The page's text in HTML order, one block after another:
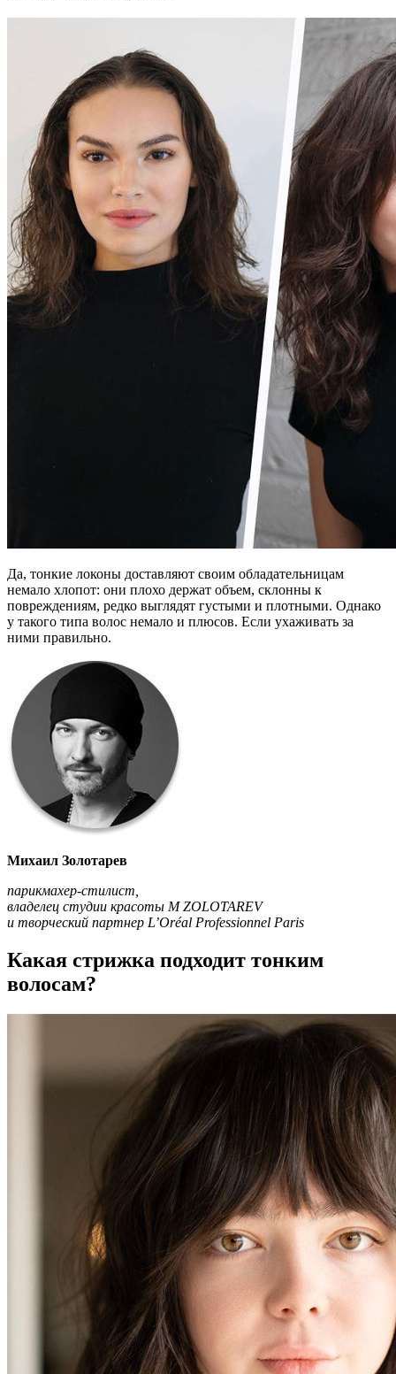
Да, тонкие локоны доставляют своим обладательницам
немало хлопот: они плохо держат объем, склонны к
повреждениям, редко выглядят густыми и плотными. Однако
у такого типа волос немало и плюсов. Если ухаживать за
ними правильно.
Михаил Золотарев
парикмахер-стилист,
владелец студии красоты M ZOLOTAREV
и творческий партнер L’Oréal Professionnel Paris
Какая стрижка подходит тонким
волосам?